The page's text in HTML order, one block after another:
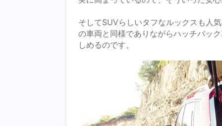
そしてSUVらしいタフなルックスも人
の車両と同様でありながらハッチバッ
しめるのです。